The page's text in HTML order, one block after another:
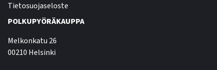
Tietosuojaseloste
POLKUPYÖRÄKAUPPA
Melkonkatu 26
00210 Helsinki